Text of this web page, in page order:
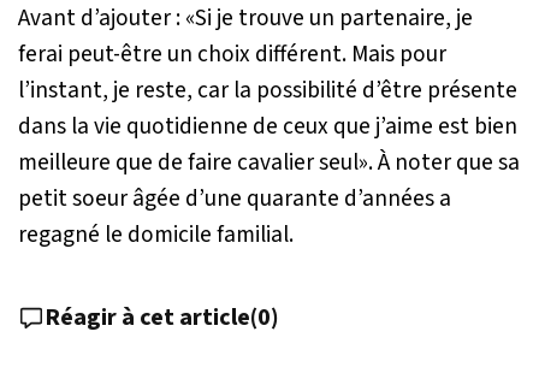
Avant d’ajouter : «Si je trouve un partenaire, je
ferai peut-être un choix différent. Mais pour
l’instant, je reste, car la possibilité d’être présente
dans la vie quotidienne de ceux que j’aime est bien
meilleure que de faire cavalier seul».À noter que sa
petit soeur âgée d’une quarante d’années a
regagné le domicile familial.
Réagir à cet article(0)